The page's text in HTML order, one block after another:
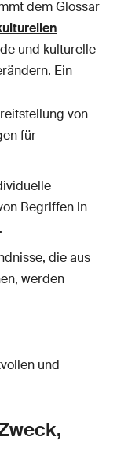
dem Glossar
und kulturelle
Ein
von
für
Begriffen in
die aus
werden
und